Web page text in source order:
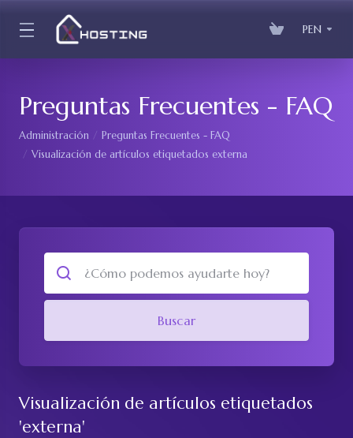
PEN
Preguntas Frecuentes - FAQ
Administración
Preguntas Frecuentes - FAQ
Visualización de artículos etiquetados externa
Buscar
Visualización de artículos etiquetados
'externa'